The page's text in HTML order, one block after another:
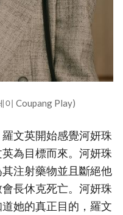
이 Coupang Play)
文英開始感覺河妍珠
為目標而來。河妍珠
注射藥物並且斷絕他
長休克死亡。河妍珠
她的真正目的，羅文